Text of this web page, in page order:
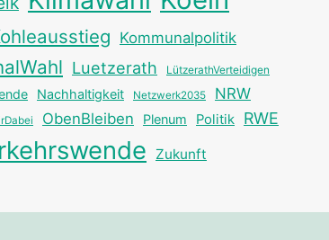
Kommunalpolitik
Luetzerath LützerathVerteidigen
Nachhaltigkeit Netzwerk2035 NRW
ObenBleiben Plenum Politik RWE
Zukunft